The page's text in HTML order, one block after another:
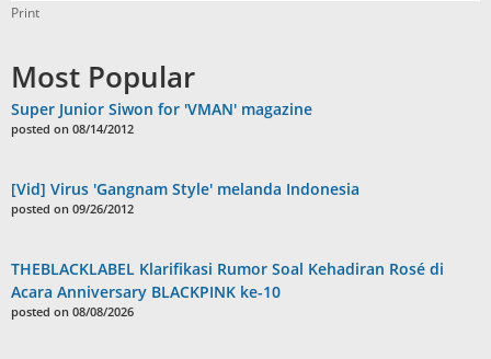
Print
Most Popular
Super Junior Siwon for 'VMAN' magazine
posted on 08/14/2012
[Vid] Virus 'Gangnam Style' melanda Indonesia
posted on 09/26/2012
THEBLACKLABEL Klarifikasi Rumor Soal Kehadiran Rosé di
Acara Anniversary BLACKPINK ke-10
posted on 08/08/2026